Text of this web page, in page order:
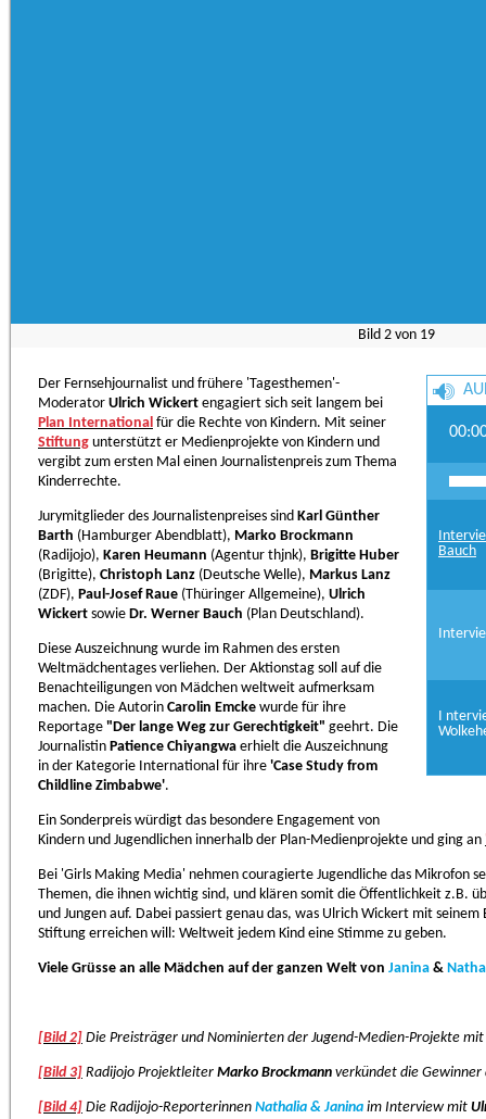
Bild 2von 19
Bauch
I
Der Fernsehjournalist und frühere 'Tagesthemen'-
Moderator Ulrich Wickert engagiert sich seit langem bei
Plan International für die Rechte von Kindern. Mit seiner
Stiftung unterstützt er Medienprojekte von Kindern und
vergibt zum ersten Mal einen Journalistenpreis zum Thema
Kinderrechte.
Jurymitglieder des Journalistenpreises sind Karl Günther
Barth (Hamburger Abendblatt), Marko Brockmann
(Radijojo), Karen Heumann (Agentur thjnk), Brigitte Huber
(Brigitte), Christoph Lanz (Deutsche Welle), Markus Lanz
(ZDF), Paul-Josef Raue (Thüringer Allgemeine), Ulrich
Wickert sowie Dr. Werner Bauch (Plan Deutschland).
Diese Auszeichnung wurde im Rahmen des ersten
Weltmädchentages verliehen. Der Aktionstag soll auf die
Benachteiligungen von Mädchen weltweit aufmerksam
machen. Die Autorin Carolin Emcke wurde für ihre
Reportage "Der lange Weg zur Gerechtigkeit" geehrt. Die
Journalistin Patience Chiyangwa erhielt die Auszeichnung
in der Kategorie International für ihre 'Case Study from
Childline Zimbabwe'.
Ein Sonderpreis würdigt das besondere Engagement von
Kindern und Jugendlichen innerhalb der Plan-Medienprojekte und ging an
Bei 'Girls Making Media' nehmen couragierte Jugendliche das Mikrofon
Themen, die ihnen wichtig sind, und klären somit die Öffentlichkeit z.B.
und Jungen auf. Dabei passiert genau das, was Ulrich Wickert mit
Stiftung erreichen will: Weltweit jedem Kind eine Stimme zu geben.
Viele Grüsse an alle Mädchen auf der ganzen Welt von Janina &
[Bild 2] Die Preisträger und Nominierten der Jugend-Medien-Projekte mit
[Bild 3] Radijojo Projektleiter Marko Brockmann verkündet die Gewinner
[Bild 4] Die Radijojo-Reporterinnen Nathalia & Janina im Interview mit